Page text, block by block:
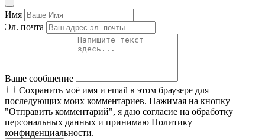
Имя
Эл. почта
Ваше сообщение
Сохранить моё имя и email в этом браузере для
последующих моих комментариев. Нажимая на кнопку
"Отправить комментарий", я даю согласие на обработку
персональных данных и принимаю Политику
конфиденциальности.